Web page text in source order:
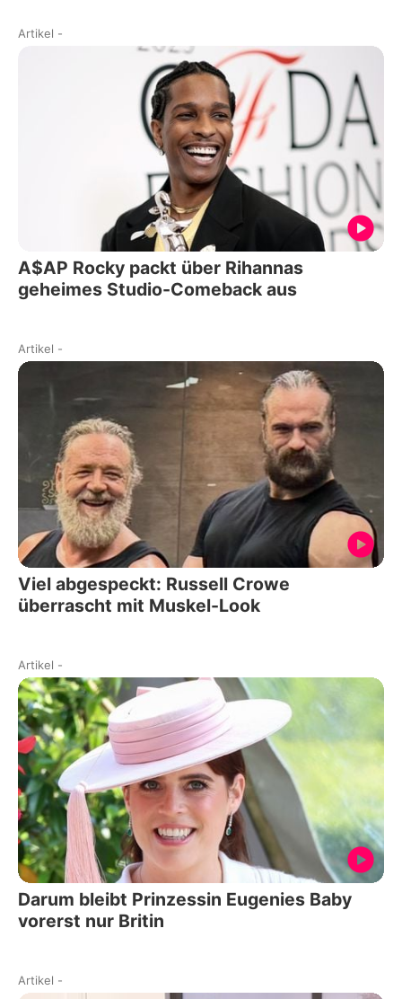
Artikel -
A$AP Rocky packt über Rihannas
geheimes Studio-Comeback aus
Artikel -
Viel abgespeckt: Russell Crowe
überrascht mit Muskel-Look
Artikel -
Darum bleibt Prinzessin Eugenies Baby
vorerst nur Britin
Artikel -